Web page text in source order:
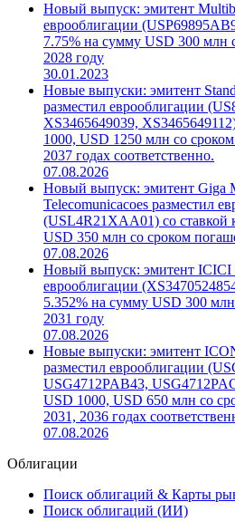
Новый выпуск: эмитент
еврооблигации
7.75% на сумму USD 300 млн
2028 году
30.01.2023
Новые выпуски: эмитент
разместил еврооблигации
XS3465649039,
1000, USD 1250 млн со
2037 годах соответственно.
07.08.2026
Новый выпуск: эмитент Giga
Telecomunicacoes разместил
(USL4R21XAA01) со ставкой
USD 350 млн со сроком
07.08.2026
Новый выпуск: эмитент ICICI
еврооблигации
5.352% на сумму USD 300
2031 году
07.08.2026
Новые выпуски: эмитент
разместил еврооблигации
USG4712PAB43,
USD 1000, USD 650 млн со
2031, 2036 годах
07.08.2026
Облигации
Поиск облигаций & Карты
Поиск облигаций (ИИ)